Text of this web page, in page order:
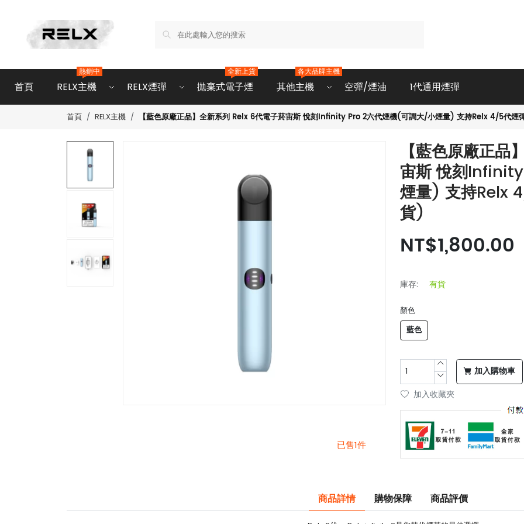
首頁 RELX主機
熱銷中
RELX煙彈 拋棄式電子煙
全新上貨
其他主機
各大品牌主機
空彈/煙油 1代通用煙彈
首頁 RELX主機 【藍色原廠正品】全新系列 Relx 6代電子菸宙斯 悅刻Infinity Pro 2六代煙機(可調大/小煙量) 支持Relx 4/5代煙
已售1件
【藍色原廠正
宙斯 悅刻
煙量) 支持Relx
貨)
NT$1,800.00
庫存: 有貨
顏色
藍色
加入購物車
加入收藏夾
商品詳情 購物保障 商品評價